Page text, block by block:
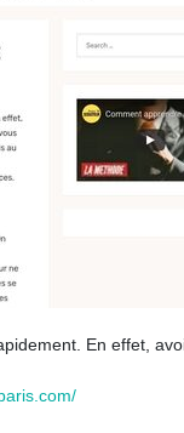
En effet,